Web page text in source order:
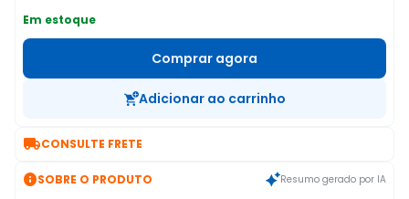
Em estoque
Comprar agora
Adicionar ao carrinho
CONSULTE FRETE
SOBRE O PRODUTO Resumo gerado por IA